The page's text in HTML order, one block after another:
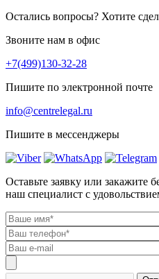
Остались вопросы? Хотите
Звоните нам в офис
+7(499)130-32-28
Пишите по электронной почте
info@centrelegal.ru
Пишите в мессенджеры
Оставьте заявку или закажите
наш специалист с